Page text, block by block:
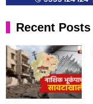
Recent Posts